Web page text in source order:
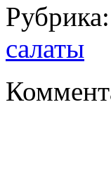
Рубрика:
салаты